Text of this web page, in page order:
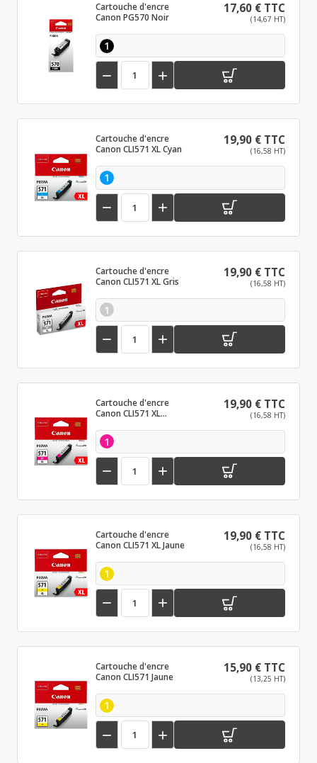
Cartouche d'encre
Canon PG570 Noir
17,60 € TTC
(14,67 HT)
1
 
Cartouche d'encre
Canon CLI571 XL Cyan
19,90 € TTC
(16,58 HT)
1
 
Cartouche d'encre
Canon CLI571 XL Gris
19,90 € TTC
(16,58 HT)
1
 
Cartouche d'encre
Canon CLI571 XL
19,90 € TTC
(16,58 HT)
1
 
Cartouche d'encre
Canon CLI571 XL Jaune
19,90 € TTC
(16,58 HT)
1
 
Cartouche d'encre
Canon CLI571 Jaune
15,90 € TTC
(13,25 HT)
1
 